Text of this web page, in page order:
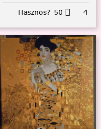
Hasznos? 50 4